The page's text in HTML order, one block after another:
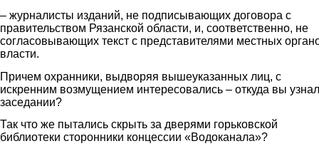
– журналисты изданий, не подписывающих договора с
правительством Рязанской области, и, соответственно, не
согласовывающих текст с представителями местных
власти.
Причем охранники, выдворяя вышеуказанных лиц, с
искренним возмущением интересовались – откуда вы
заседании?
Так что же пытались скрыть за дверями горьковской
библиотеки сторонники концессии «Водоканала»?